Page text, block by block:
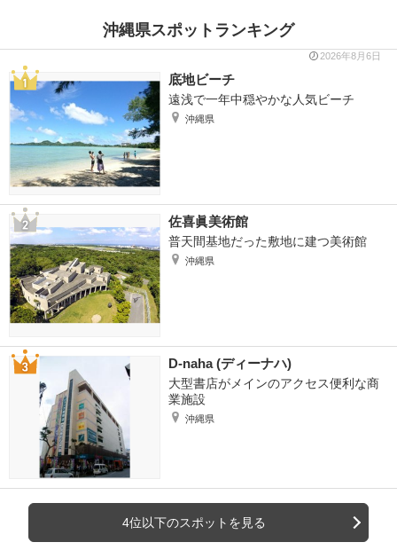
沖縄県スポットランキング
2026年8月6日
底地ビーチ
遠浅で一年中穏やかな人気ビーチ
沖縄県
佐喜眞美術館
普天間基地だった敷地に建つ美術館
沖縄県
D-naha (ディーナハ)
大型書店がメインのアクセス便利な商
業施設
沖縄県
4位以下のスポットを見る